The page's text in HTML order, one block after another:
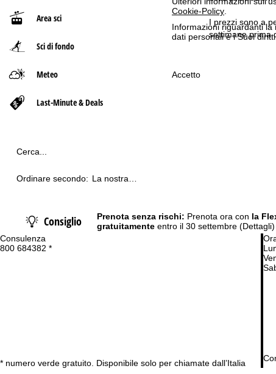
Cookie-Policy
Informazioni riguardanti
dati personali e i Suoi
Accetto
Consulenza
800 684382 *
* numero verde gratuito. Disponibile solo per chiamate dall’Italia
Area sci
Sci di fondo
Meteo
Last-Minute & Deals
p
I prezzi sono a
settimane prima
Cerca...
Ordinare secondo: La nostra
Consiglio Prenota senza rischi: Prenota ora con la
gratuitamenteentro il 30 settembre (Dettagli)